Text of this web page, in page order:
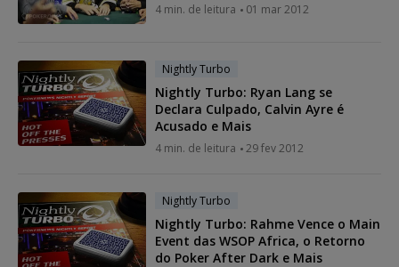
4 min. de leitura 01 mar 2012
Nightly Turbo
Nightly Turbo: Ryan Lang se
Declara Culpado, Calvin Ayre é
Acusado e Mais
4 min. de leitura 29 fev 2012
Nightly Turbo
Nightly Turbo: Rahme Vence o Main
Event das WSOP Africa, o Retorno
do Poker After Dark e Mais